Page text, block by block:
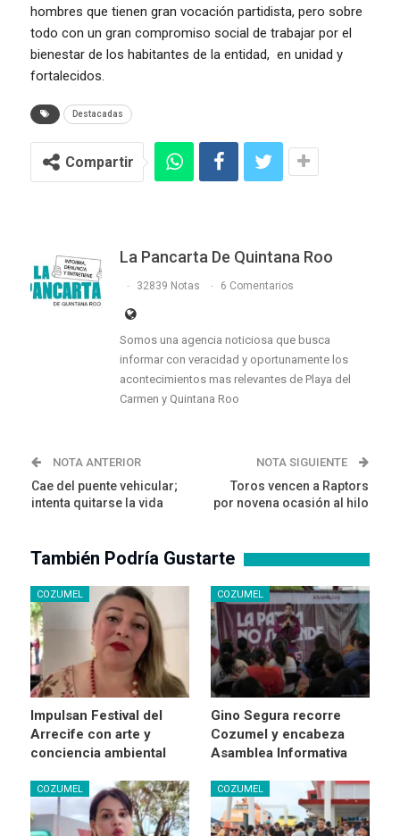
hombres que tienen gran vocación partidista, pero sobre
todo con un gran compromiso social de trabajar por el
bienestar de los habitantes de la entidad, en unidad y
fortalecidos.
Destacadas
Compartir
La Pancarta De Quintana Roo
32839 Notas 6 Comentarios
Somos una agencia noticiosa que busca
informar con veracidad y oportunamente los
acontecimientos mas relevantes de Playa del
Carmen y Quintana Roo
NOTA ANTERIOR
Cae del puente vehicular;
intenta quitarse la vida
NOTA SIGUIENTE
Toros vencen a Raptors
por novena ocasión al hilo
También Podría Gustarte
COZUMEL
Impulsan Festival del
Arrecife con arte y
conciencia ambiental
COZUMEL
Gino Segura recorre
Cozumel y encabeza
Asamblea Informativa
COZUMEL COZUMEL